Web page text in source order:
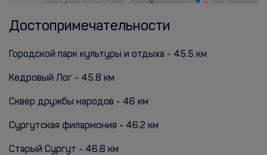
Достопримечательности
Городской парк культуры и отдыха - 45.5 км
Кедровый Лог - 45.8 км
Сквер дружбы народов - 46 км
Сургутская филармония - 46.2 км
Старый Сургут - 46.8 км